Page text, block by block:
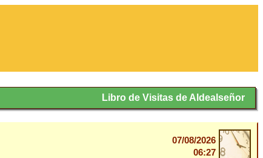
Libro de Visitas de Aldealseñor
07/08/2026
06:27